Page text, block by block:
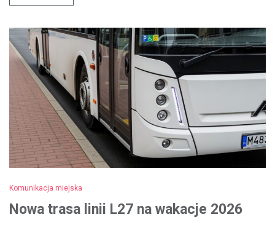
Komunikacja miejska
Nowa trasa linii L27 na wakacje 2026